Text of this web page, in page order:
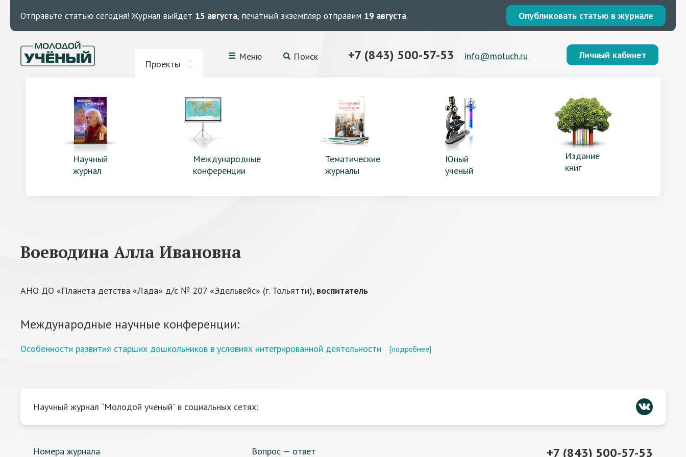
Отправьте статью сегодня! Журнал выйдет 15 августа, печатный экземпляр отправим 19 августа. Опубликовать статью в журнале
Проекты
Меню Поиск +7 (843) 500-57-53 info@moluch.ru Личный кабинет
Научный
журнал
Международные
конференции
Тематические
журналы
Юный
ученый
Издание
книг
Воеводина Алла Ивановна
АНО ДО «Планета детства «Лада» д/с № 207 «Эдельвейс» (г. Тольятти), воспитатель
Международные научные конференции:
Особенности развития старших дошкольников в условиях интегрированной деятельности [подробнее]
Научный журнал “Молодой ученый” в социальных сетях:
Номера журнала Вопрос — ответ +7 (843) 500-57-53